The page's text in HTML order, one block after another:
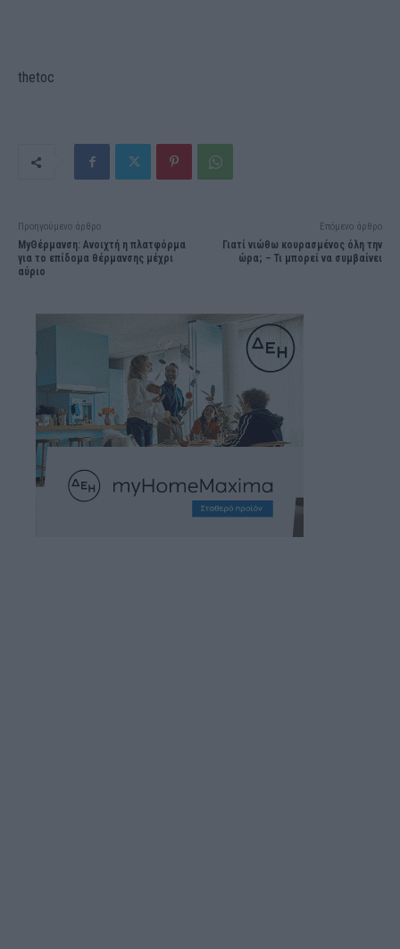
thetoc
Προηγούμενο άρθρο
MyΘέρμανση: Aνοιχτή η πλατφόρμα
για το επίδομα θέρμανσης μέχρι
αύριο
Επόμενο άρθρο
Γιατί νιώθω κουρασμένος όλη την
ώρα; – Τι μπορεί να συμβαίνει